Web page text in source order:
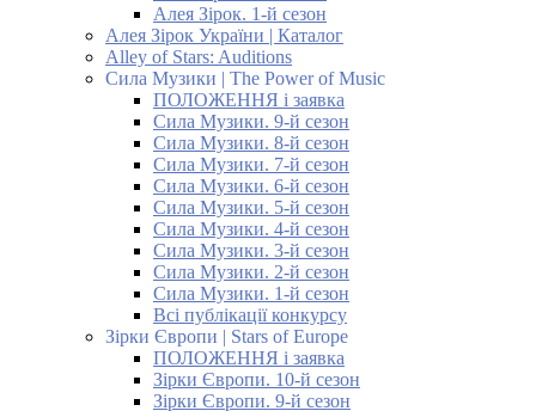
Алея Зірок. 1-й сезон
Алея Зірок України | Каталог
Alley of Stars: Auditions
Сила Музики | The Power of Music
ПОЛОЖЕННЯ і заявка
Сила Музики. 9-й сезон
Сила Музики. 8-й сезон
Сила Музики. 7-й сезон
Сила Музики. 6-й сезон
Сила Музики. 5-й сезон
Сила Музики. 4-й сезон
Сила Музики. 3-й сезон
Сила Музики. 2-й сезон
Сила Музики. 1-й сезон
Всі публікації конкурсу
Зірки Європи | Stars of Europe
ПОЛОЖЕННЯ і заявка
Зірки Європи. 10-й сезон
Зірки Європи. 9-й сезон